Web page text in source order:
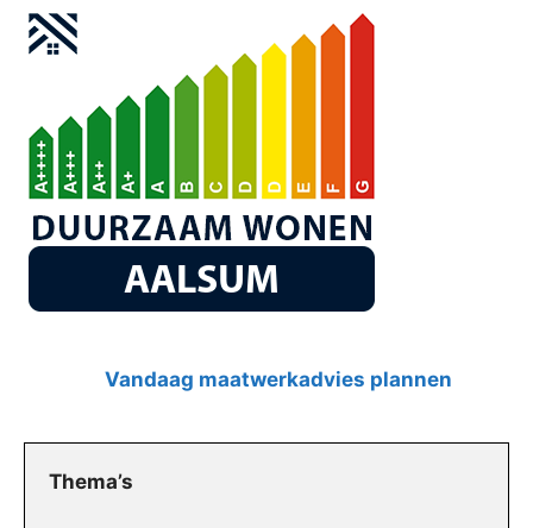
Vandaag maatwerkadvies plannen
Thema’s